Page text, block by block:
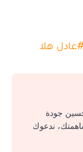
عادل هلا
جودة
ندعوك